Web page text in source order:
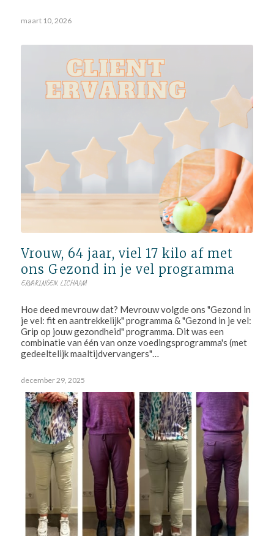
maart 10, 2026
Vrouw, 64 jaar, viel 17 kilo af met
ons Gezond in je vel programma
ERVARINGEN, LICHAAM
Hoe deed mevrouw dat? Mevrouw volgde ons "Gezond in
je vel: fit en aantrekkelijk" programma & "Gezond in je vel:
Grip op jouw gezondheid" programma. Dit was een
combinatie van één van onze voedingsprogramma's (met
gedeeltelijk maaltijdvervangers"…
december 29, 2025